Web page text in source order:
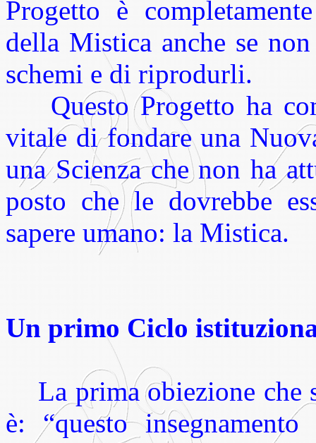
Progetto è
della Mistica anche se
schemi e di riprodurli.
Questo Progetto ha
vitale di fondare una
una Scienza che non ha
posto che le dovrebbe
sapere umano: la Mistica.
Un primo Ciclo
La prima obiezione che
è: “questo